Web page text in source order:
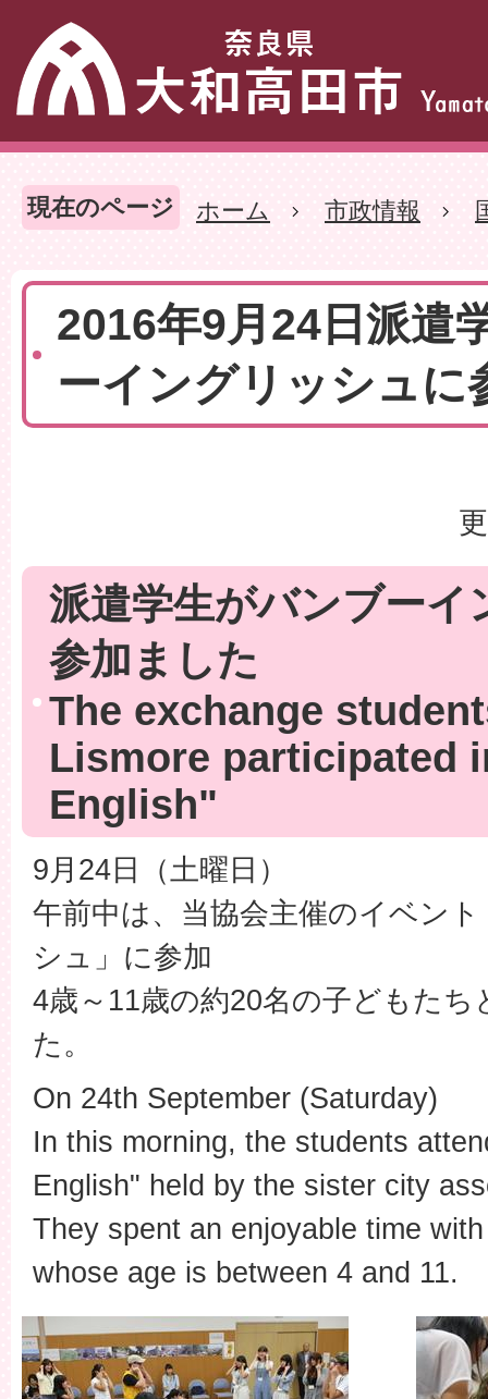
現在のページ ホーム 市政情報
2016年9月24日派遣
ーイングリッシュに
派遣学生がバンブーイ
参加ました
The exchange
Lismore participated
English"
9月24日（土曜日）
午前中は、当協会主催のイベン
シュ」に参加
4歳～11歳の約20名の子どもた
た。
On 24th September (Saturday)
In this morning, the students
English" held by the sister city
They spent an enjoyable time
whose age is between 4 and 11.